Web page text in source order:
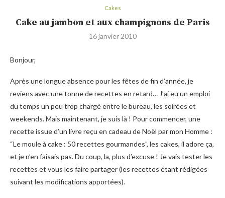
Cakes
Cake au jambon et aux champignons de Paris
16 janvier 2010
Bonjour,
Après une longue absence pour les fêtes de fin d’année, je
reviens avec une tonne de recettes en retard… J’ai eu un emploi
du temps un peu trop chargé entre le bureau, les soirées et
weekends. Mais maintenant, je suis là ! Pour commencer, une
recette issue d’un livre reçu en cadeau de Noël par mon Homme :
“Le moule à cake : 50 recettes gourmandes”, les cakes, il adore ça,
et je n’en faisais pas. Du coup, la, plus d’excuse ! Je vais tester les
recettes et vous les faire partager (les recettes étant rédigées
suivant les modifications apportées).